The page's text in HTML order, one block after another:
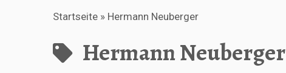
Startseite » Hermann Neuberger
Hermann Neuberger